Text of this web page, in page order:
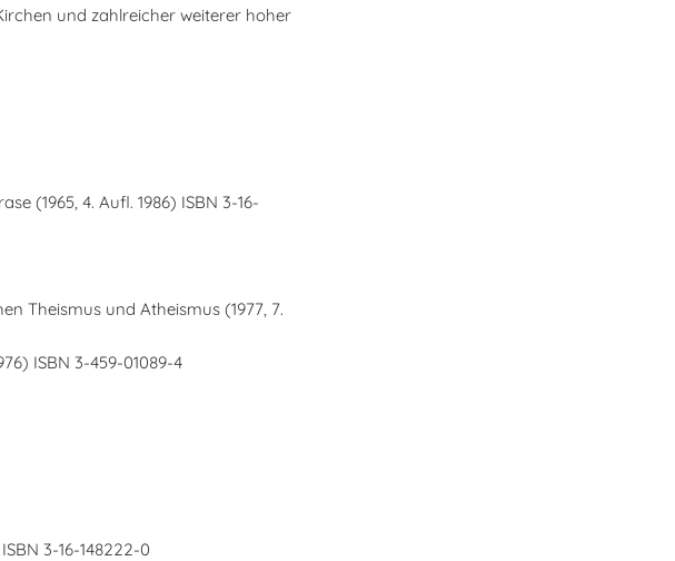
und zahlreicher weiterer hoher
(1965, 4. Aufl. 1986) ISBN 3-16-
Theismus und Atheismus (1977, 7.
ISBN 3-459-01089-4
3-16-148222-0